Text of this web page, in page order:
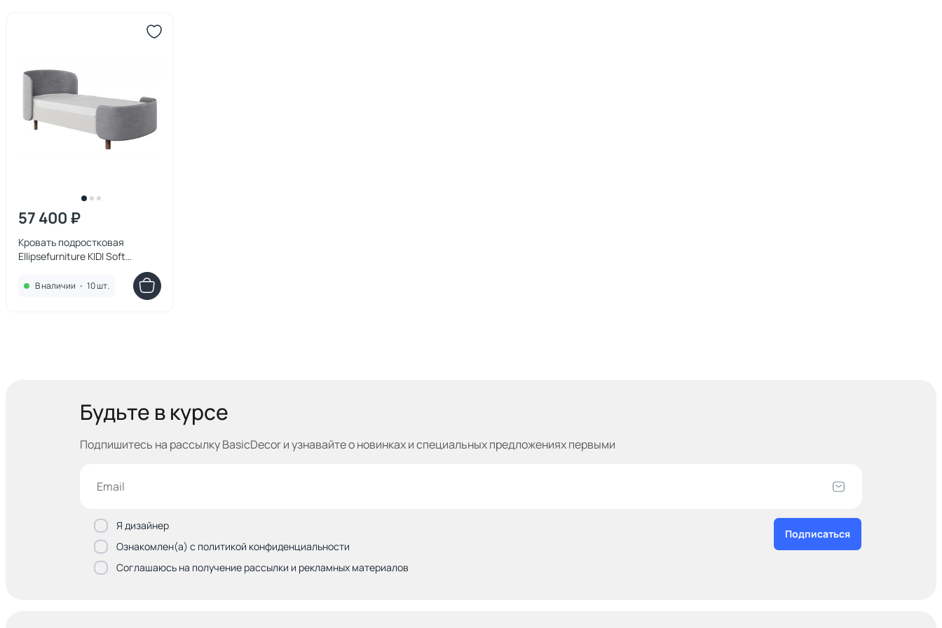
57 400 ₽
Кровать подростковая
Ellipsefurniture KIDI Soft
размер М антивандальная
ткань (серый) KD010112020201
В наличии • 10 шт.
Будьте в курсе
Подпишитесь на рассылку BasicDecor и узнавайтео новинках и специальных предложениях первыми
Я дизайнер
Ознакомлен(а) с политикой конфиденциальности
Соглашаюсь на получение рассылки и рекламных материалов
Подписаться